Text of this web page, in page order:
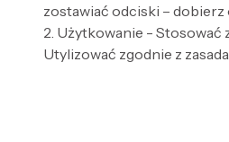
zostawiać odciski – dobierz
2. Użytkowanie - Stosować
Utylizować zgodnie z